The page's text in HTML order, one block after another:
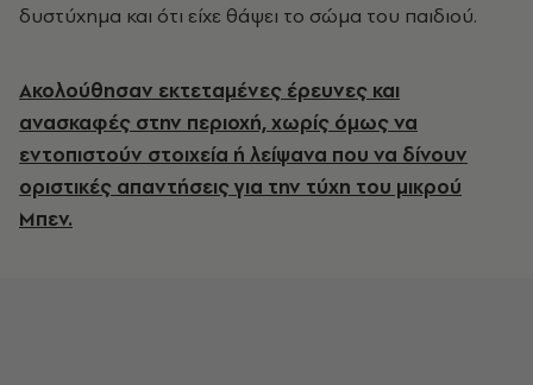
δυστύχημα και ότι είχε θάψει το σώμα του παιδιού.
Ακολούθησαν εκτεταμένες έρευνες και
ανασκαφές στην περιοχή, χωρίς όμως να
εντοπιστούν στοιχεία ή λείψανα που να δίνουν
οριστικές απαντήσεις για την τύχη του μικρού
Μπεν.